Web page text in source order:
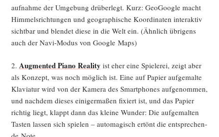
auf­nah­me der Umge­bung drü­ber­legt. Kurz: Geo­Goog­le macht
Him­mels­rich­tun­gen und geo­gra­phi­sche Koor­di­na­ten inter­ak­tiv
sicht­bar und blen­det die­se in die Welt ein. (Ähn­lich übri­gens
auch der Navi-Modus von Goog­le Maps)
2. Aug­men­ted Pia­no Rea­li­ty ist eher eine Spie­le­rei, zeigt aber
als Kon­zept, was noch mög­lich ist. Eine auf Papier auf­ge­mal­te
Kla­via­tur wird von der Kame­ra des Smart­phones auf­ge­nom­men,
und nach­dem die­ses eini­ger­ma­ßen fixiert ist, und das Papier
rich­tig liegt, klappt dann das klei­ne Wun­der: Die auf­ge­mal­ten
Tas­ten las­sen sich spie­len – auto­ma­gisch ertönt die ent­spre­chen­